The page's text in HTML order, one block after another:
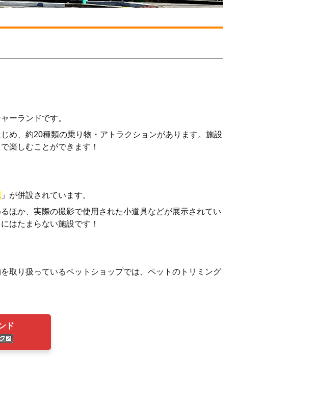
ーランドです。
め、約20種類の乗り物・アトラクションがあります。施設
楽しむことができます！
」が併設されています。
ほか、実際の撮影で使用された小道具などが展示されてい
はたまらない施設です！
取り扱っているペットショップでは、ペットのトリミング
ド